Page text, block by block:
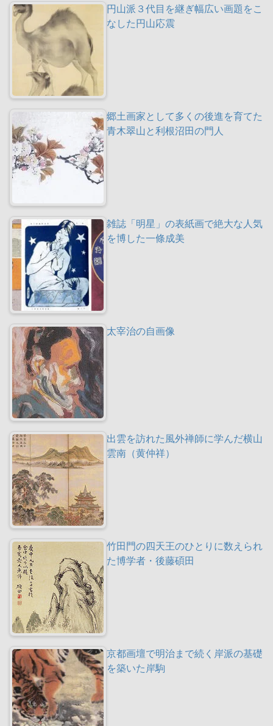
円山派３代目を継ぎ幅広い画題をこ
なした円山応震
郷土画家として多くの後進を育てた
青木翠山と利根沼田の門人
雑誌「明星」の表紙画で絶大な人気
を博した一條成美
太宰治の自画像
出雲を訪れた風外禅師に学んだ横山
雲南（黄仲祥）
竹田門の四天王のひとりに数えられ
た博学者・後藤碩田
京都画壇で明治まで続く岸派の基礎
を築いた岸駒